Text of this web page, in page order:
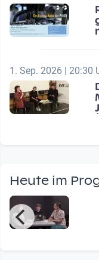
1. Sep. 2026 | 20:30
Heute im